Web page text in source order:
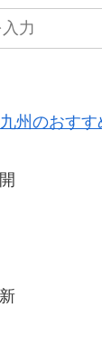
九州のおすす